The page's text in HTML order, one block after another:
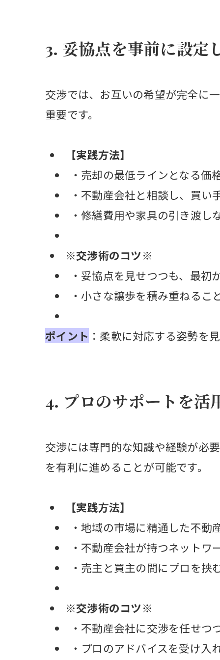
3. 妥協点を事前に設定
交渉では、お互いの希望が完全に
重要です。
【実践方法】
・売却の最低ラインとなる価
・不動産会社と相談し、買
・修繕費用や家具の引き渡
※交渉術のコツ※
・妥協点を見せつつも、最
・小さな譲歩を積み重ねる
ポイント ：柔軟に対応する姿勢を
4. プロのサポートを活
交渉には専門的な知識や経験が必
を有利に進めることが可能です。
【実践方法】
・地域の市場に精通した不
・不動産会社が持つネット
・売主と買主の間にプロを
※交渉術のコツ※
・不動産会社に交渉を任せ
・プロのアドバイスを受け入